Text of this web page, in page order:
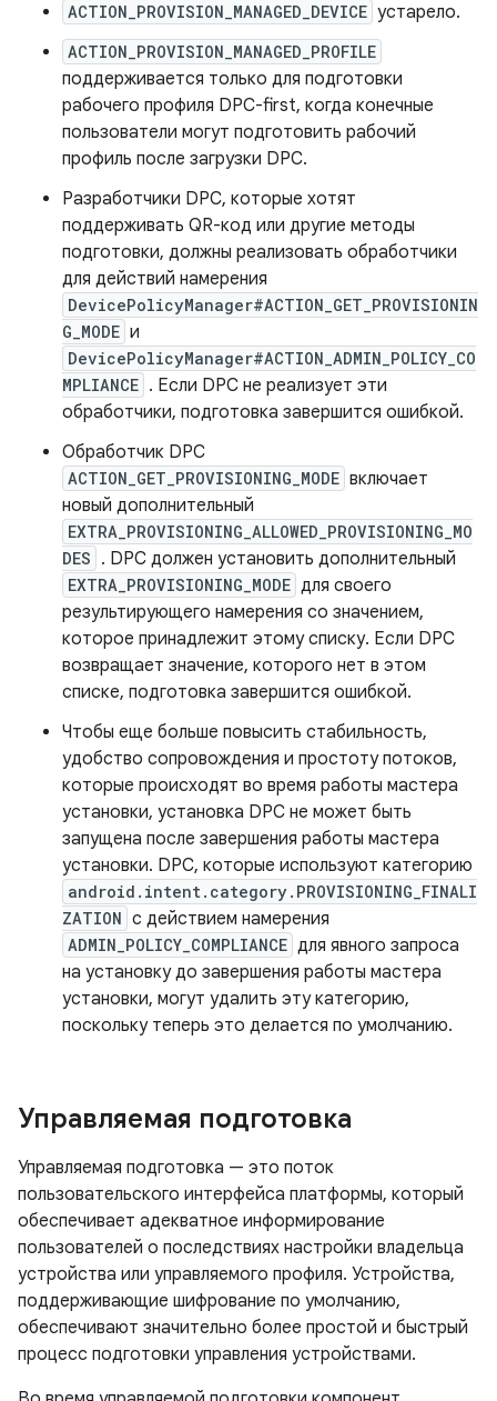
ACTION_PROVISION_MANAGED_DEVICE устарело.
ACTION_PROVISION_MANAGED_PROFILE
поддерживается только для подготовки
рабочего профиля DPC-first, когда конечные
пользователи могут подготовить рабочий
профиль после загрузки DPC.
Разработчики DPC, которые хотят
поддерживать QR-код или другие методы
подготовки, должны реализовать обработчики
для действий намерения
DevicePolicyManager#ACTION_GET_PROVISIONIN
G_MODE и
DevicePolicyManager#ACTION_ADMIN_POLICY_CO
MPLIANCE . Если DPC не реализует эти
обработчики, подготовка завершится ошибкой.
Обработчик DPC
ACTION_GET_PROVISIONING_MODE включает
новый дополнительный
EXTRA_PROVISIONING_ALLOWED_PROVISIONING_MO
DES . DPC должен установить дополнительный
EXTRA_PROVISIONING_MODE для своего
результирующего намерения со значением,
которое принадлежит этому списку. Если DPC
возвращает значение, которого нет в этом
списке, подготовка завершится ошибкой.
Чтобы еще больше повысить стабильность,
удобство сопровождения и простоту потоков,
которые происходят во время работы мастера
установки, установка DPC не может быть
запущена после завершения работы мастера
установки. DPC, которые используют категорию
android.intent.category.PROVISIONING_FINALI
ZATION с действием намерения
ADMIN_POLICY_COMPLIANCE для явного запроса
на установку до завершения работы мастера
установки, могут удалить эту категорию,
поскольку теперь это делается по умолчанию.
Управляемая подготовка
Управляемая подготовка — это поток
пользовательского интерфейса платформы, который
обеспечивает адекватное информирование
пользователей о последствиях настройки владельца
устройства или управляемого профиля. Устройства,
поддерживающие шифрование по умолчанию,
обеспечивают значительно более простой и быстрый
процесс подготовки управления устройствами.